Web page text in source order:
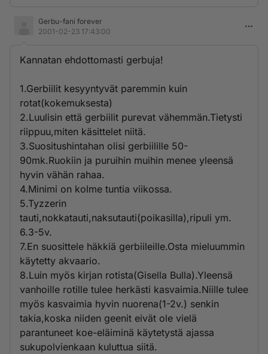
Gerbu-fani forever
2001-02-23 17:43:00
Kannatan ehdottomasti gerbuja!
1.Gerbiilit kesyyntyvät paremmin kuin
rotat(kokemuksesta)
2.Luulisin että gerbiilit purevat vähemmän.Tietysti
riippuu,miten käsittelet niitä.
3.Suositushintahan olisi gerbiilille 50-
90mk.Ruokiin ja puruihin muihin menee yleensä
hyvin vähän rahaa.
4.Minimi on kolme tuntia viikossa.
5.Tyzzerin
tauti,nokkatauti,naksutauti(poikasilla),ripuli ym.
6.3-5v.
7.En suosittele häkkiä gerbiileille.Osta mieluummin
käytetty akvaario.
8.Luin myös kirjan rotista(Gisella Bulla).Yleensä
vanhoille rotille tulee herkästi kasvaimia.Niille tulee
myös kasvaimia hyvin nuorena(1-2v.) senkin
takia,koska niiden geenit eivät ole vielä
parantuneet koe-eläiminä käytetystä ajassa
sukupolvienkaan kuluttua siitä.